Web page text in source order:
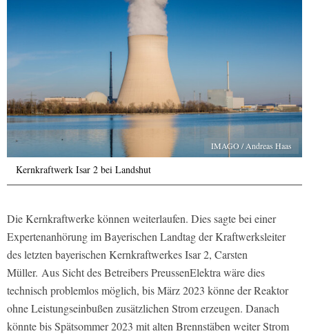
IMAGO / Andreas Haas
Kernkraftwerk Isar 2 bei Landshut
Die Kernkraftwerke können weiterlaufen. Dies sagte bei einer
Expertenanhörung im Bayerischen Landtag der Kraftwerksleiter
des letzten bayerischen Kernkraftwerkes Isar 2, Carsten
Müller. Aus Sicht des Betreibers PreussenElektra wäre dies
technisch problemlos möglich, bis März 2023 könne der Reaktor
ohne Leistungseinbußen zusätzlichen Strom erzeugen. Danach
könnte bis Spätsommer 2023 mit alten Brennstäben weiter Strom